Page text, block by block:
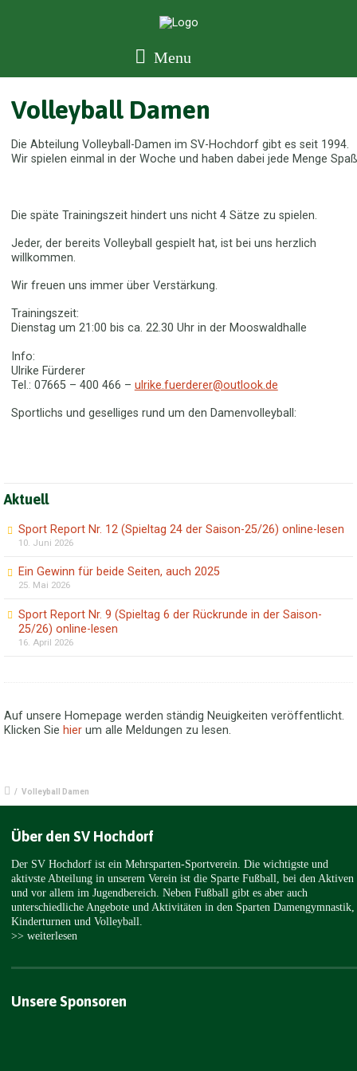
Menu
Volleyball Damen
Die Abteilung Volleyball-Damen im SV-Hochdorf gibt es seit 1994.
Wir spielen einmal in der Woche und haben dabei jede Menge
Die späte Trainingszeit hindert uns nicht 4 Sätze zu spielen.
Jeder, der bereits Volleyball gespielt hat, ist bei uns herzlich
willkommen.
Wir freuen uns immer über Verstärkung.
Trainingszeit:
Dienstag um 21:00 bis ca. 22.30 Uhr in der Mooswaldhalle
Info:
Ulrike Fürderer
Tel.: 07665 – 400 466 – ulrike.fuerderer@outlook.de
Sportlichs und geselliges rund um den Damenvolleyball:
Aktuell
Sport Report Nr. 12 (Spieltag 24 der Saison-25/26) online-lesen
10. Juni 2026
Ein Gewinn für beide Seiten, auch 2025
25. Mai 2026
Sport Report Nr. 9 (Spieltag 6 der Rückrunde in der Saison-
25/26) online-lesen
16. April 2026
Auf unsere Homepage werden ständig Neuigkeiten veröffentlicht.
Klicken Sie hier um alle Meldungen zu lesen.
/ Volleyball Damen
Über den SV Hochdorf
Der SV Hochdorf ist ein Mehrsparten-Sportverein. Die wichtigste und
aktivste Abteilung in unserem Verein ist die Sparte Fußball, bei den Aktiven
und vor allem im Jugendbereich. Neben Fußball gibt es aber auch
unterschiedliche Angebote und Aktivitäten in den Sparten Damengymnastik,
Kinderturnen und Volleyball.
>> weiterlesen
Unsere Sponsoren